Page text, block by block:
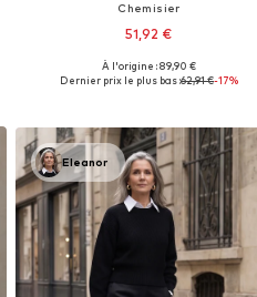
Chemisier
51,92 €
Tailles disponibles: XXS, XS, S, M, L, XL
À l'origine : 89,90 €
Dernier prix le plus bas :62,91 €-17%
Eleanor